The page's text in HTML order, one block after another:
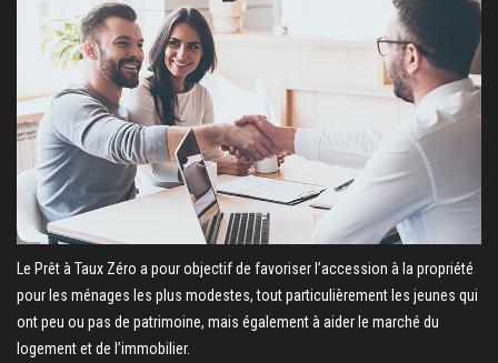
Le Prêt à Taux Zéro a pour objectif de favoriser l’accession à la propriété
pour les ménages les plus modestes, tout particulièrement les jeunes qui
ont peu ou pas de patrimoine, mais également à aider le marché du
logement et de l’immobilier.